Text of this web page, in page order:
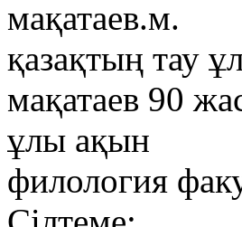
мақатаев.м.
қазақтың тау
мақатаев 90
ұлы ақын
филология